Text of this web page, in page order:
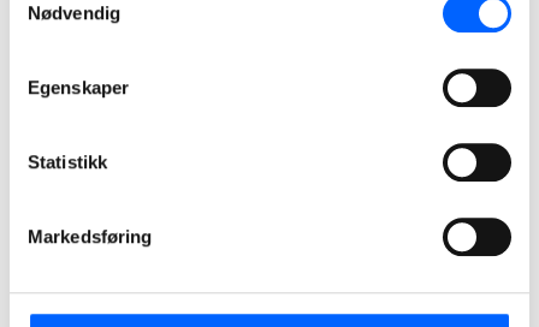
Nødvendig
Egenskaper
Statistikk
Markedsføring
Røykenbadet, Røyken
NCC har bygget Røykenbadet på rekordtid. Røyken